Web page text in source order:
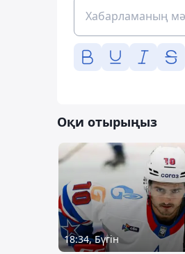
Оқи отырыңыз
18:34, Бүгін